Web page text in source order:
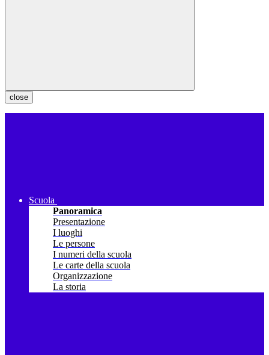
close
Scuola
Panoramica
Presentazione
I luoghi
Le persone
I numeri della scuola
Le carte della scuola
Organizzazione
La storia